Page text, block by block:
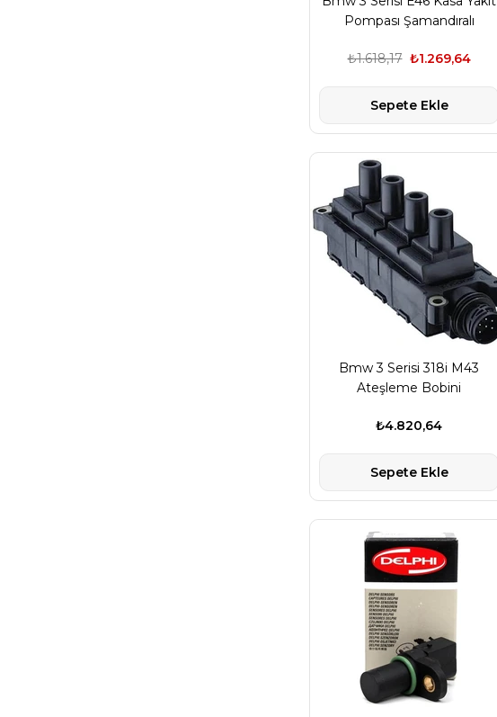
Pompası Şamandıralı
₺1.269,64
₺1.618,17
Sepete Ekle
Bmw 3 Serisi 318i M43
Ateşleme Bobini
₺4.820,64
Sepete Ekle